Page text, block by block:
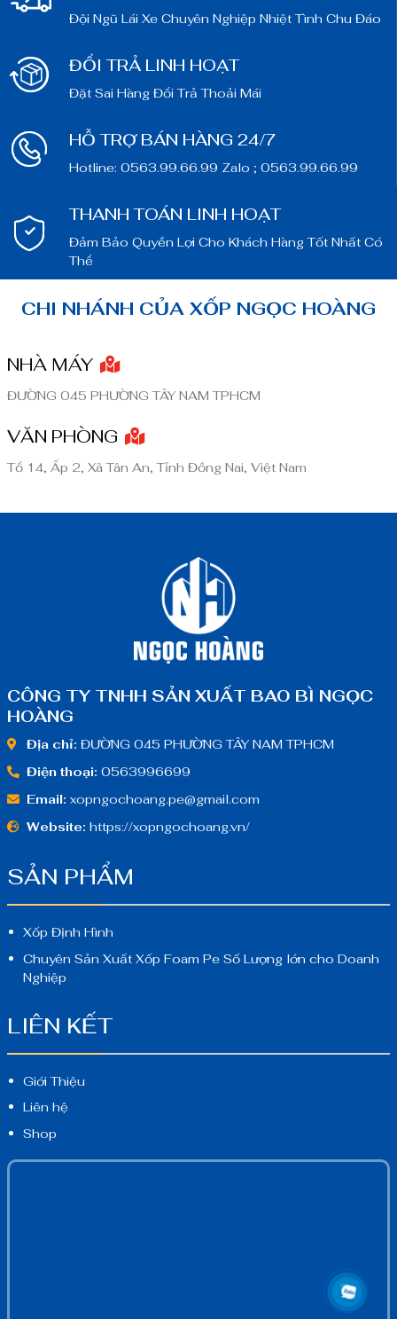
Đội Ngũ Lái Xe Chuyên Nghiệp Nhiệt Tình Chu Đáo
ĐỔI TRẢ LINH HOẠT
Đặt Sai Hàng Đổi Trả Thoải Mái
HỖ TRỢ BÁN HÀNG 24/7
Hotline: 0563.99.66.99 Zalo ; 0563.99.66.99
THANH TOÁN LINH HOẠT
Đảm Bảo Quyền Lợi Cho Khách Hàng Tốt Nhất Có
Thể
CHI NHÁNH CỦA XỐP NGỌC HOÀNG
NHÀ MÁY
ĐƯỜNG 045 PHƯỜNG TÂY NAM TPHCM
VĂN PHÒNG
Tổ 14, Ấp 2, Xã Tân An, Tỉnh Đồng Nai, Việt Nam
CÔNG TY TNHH SẢN XUẤT BAO BÌ NGỌC
HOÀNG
Địa chỉ: ĐƯỜNG 045 PHƯỜNG TÂY NAM TPHCM
Điện thoại: 0563996699
Email: xopngochoang.pe@gmail.com
Website: https://xopngochoang.vn/
SẢN PHẨM
Xốp Định Hình
Chuyên Sản Xuất Xốp Foam Pe Số Lượng lớn cho Doanh
Nghiệp
LIÊN KẾT
Giới Thiệu
Liên hệ
Shop